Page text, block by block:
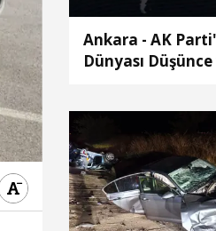
Ankara - AK
Dünyası